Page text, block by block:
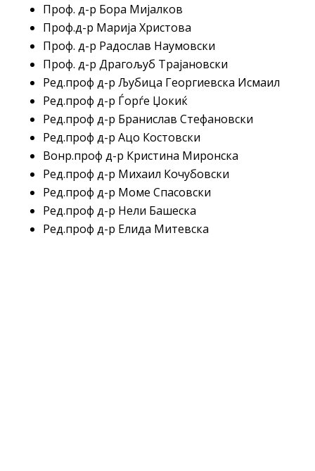
Проф. д-р Бора Мијалков
Проф.д-р Марија Христова
Проф. д-р Радослав Наумовски
Проф. д-р Драгољуб Трајановски
Ред.проф д-р Љубица Георгиевска Исмаил
Ред.проф д-р Ѓорѓе Џокиќ
Ред.проф д-р Бранислав Стефановски
Ред.проф д-р Ацо Костовски
Вонр.проф д-р Кристина Миронска
Ред.проф д-р Михаил Кочубовски
Ред.проф д-р Моме Спасовски
Ред.проф д-р Нели Башеска
Ред.проф д-р Елида Митевска